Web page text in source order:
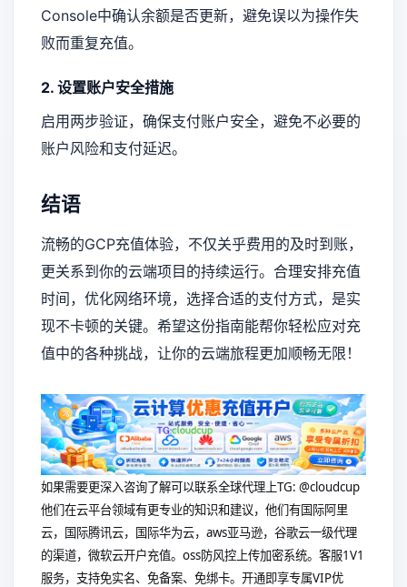
Console中确认余额是否更新，避免误以为操作失
败而重复充值。
2. 设置账户安全措施
启用两步验证，确保支付账户安全，避免不必要的
账户风险和支付延迟。
结语
流畅的GCP充值体验，不仅关乎费用的及时到账，
更关系到你的云端项目的持续运行。合理安排充值
时间，优化网络环境，选择合适的支付方式，是实
现不卡顿的关键。希望这份指南能帮你轻松应对充
值中的各种挑战，让你的云端旅程更加顺畅无限！
如果需要更深入咨询了解可以联系全球代理上TG: @cloudcup
他们在云平台领域有更专业的知识和建议，他们有国际阿里
云，国际腾讯云，国际华为云，aws亚马逊，谷歌云一级代理
的渠道，微软云开户充值。oss防风控上传加密系统。客服1V1
服务，支持免实名、免备案、免绑卡。开通即享专属VIP优